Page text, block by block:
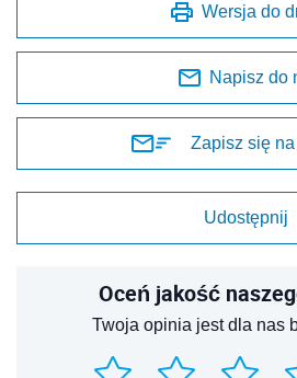
Wersja do
Napisz do
Zapisz się
Udostępnij
Oceń jakość
Twoja opinia jest dla nas